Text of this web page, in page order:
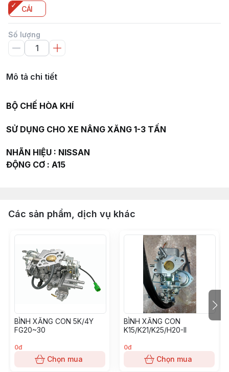
CÁI
Số lượng
Mô tả chi tiết
BỘ CHẾ HÒA KHÍ
SỬ DỤNG CHO XE NÂNG XĂNG 1-3 TẤN
NHÃN HIỆU : NISSAN
ĐỘNG CƠ : A15
Các sản phẩm, dịch vụ khác
BÌNH XĂNG CON 5K/4Y
FG20~30
0đ
Chọn mua
BÌNH XĂNG CON
K15/K21/K25/H20-II
0đ
Chọn mua